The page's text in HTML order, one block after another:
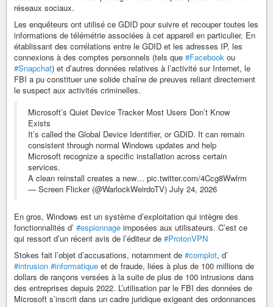
réseaux sociaux.
Les enquêteurs ont utilisé ce GDID pour suivre et recouper toutes les
informations de télémétrie associées à cet appareil en particulier. En
établissant des corrélations entre le GDID et les adresses IP, les
connexions à des comptes personnels (tels que #Facebook ou
#Snapchat) et d’autres données relatives à l’activité sur Internet, le
FBI a pu constituer une solide chaîne de preuves reliant directement
le suspect aux activités criminelles.
Microsoft’s Quiet Device Tracker Most Users Don’t Know
Exists
It’s called the Global Device Identifier, or GDID. It can remain
consistent through normal Windows updates and help
Microsoft recognize a specific installation across certain
services.
A clean reinstall creates a new… pic.twitter.com/4Ccg8Wwlrm
— Screen Flicker (@WarlockWeirdoTV) July 24, 2026
En gros, Windows est un système d’exploitation qui intègre des
fonctionnalités d’ #espionnage imposées aux utilisateurs. C’est ce
qui ressort d’un récent avis de l’éditeur de #ProtonVPN
Stokes fait l’objet d’accusations, notamment de #complot, d’
#intrusion #informatique et de fraude, liées à plus de 100 millions de
dollars de rançons versées à la suite de plus de 100 intrusions dans
des entreprises depuis 2022. L’utilisation par le FBI des données de
Microsoft s’inscrit dans un cadre juridique exigeant des ordonnances